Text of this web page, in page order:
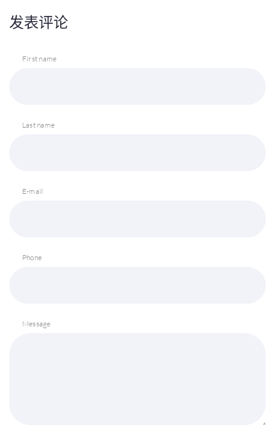
发表评论
First name
Last name
E-mail
Phone
Message